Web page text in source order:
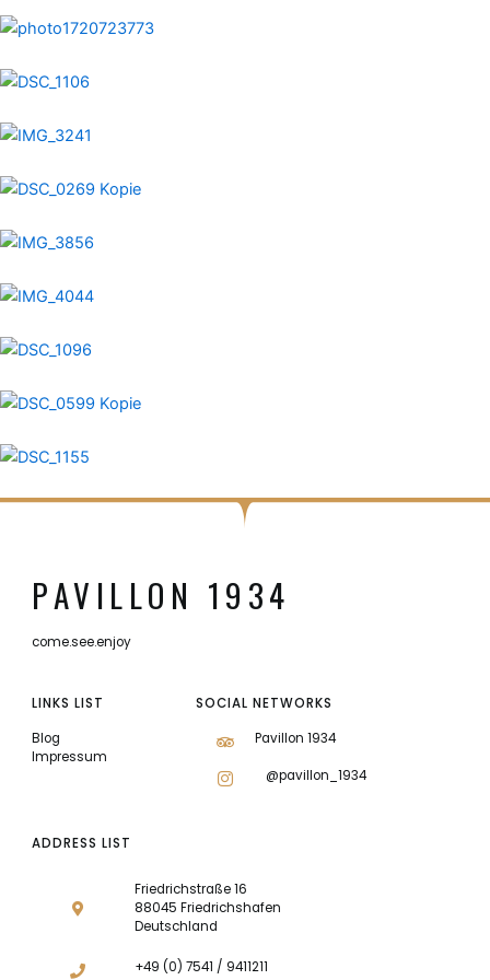
ADDRESS LIST
Friedrichstraße 16
88045 Friedrichshafen
Deutschland
+49 (0) 7541 / 9411211
SOCIAL NETWORKS
Pavillon 1934
@pavillon_1934
LINKS LIST
Blog
Impressum
PAVILLON 1934
come.see.enjoy